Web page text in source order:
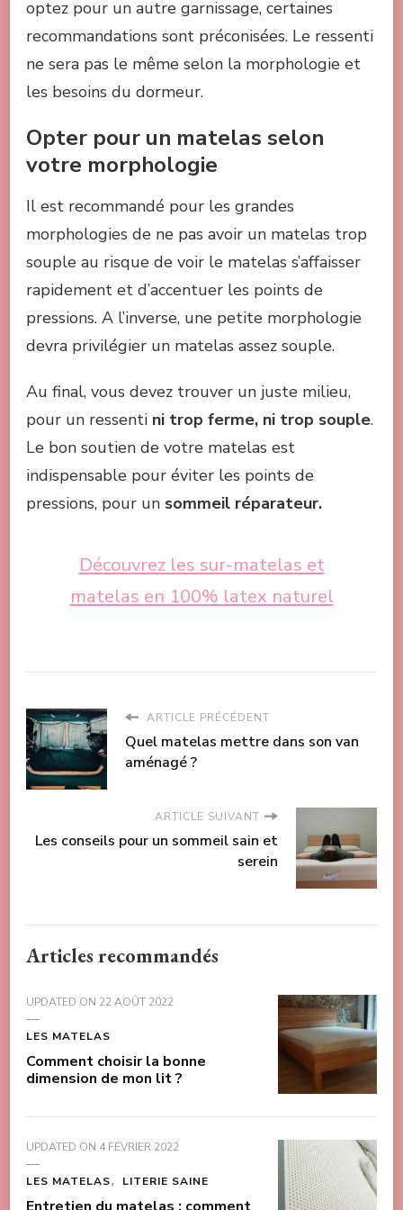
optez pour un autre garnissage, certaines
recommandations sont préconisées. Le ressenti
ne sera pas le même selon la morphologie et
les besoins du dormeur.
Opter pour un matelas selon
votre morphologie
Il est recommandé pour les grandes
morphologies de ne pas avoir un matelas trop
souple au risque de voir le matelas s’affaisser
rapidement et d’accentuer les points de
pressions. A l’inverse, une petite morphologie
devra privilégier un matelas assez souple.
Au final, vous devez trouver un juste milieu,
pour un ressenti ni trop ferme, ni trop souple.
Le bon soutien de votre matelas est
indispensable pour éviter les points de
pressions, pour un sommeil réparateur.
Découvrez les sur-matelas et
matelas en 100% latex naturel
ARTICLE PRÉCÉDENT
Quel matelas mettre dans son van
aménagé ?
ARTICLE SUIVANT
Les conseils pour un sommeil sain et
serein
Articles recommandés
UPDATED ON 22 AOÛT 2022
LES MATELAS
Comment choisir la bonne
dimension de mon lit ?
UPDATED ON 4 FÉVRIER 2022
LES MATELAS LITERIE SAINE